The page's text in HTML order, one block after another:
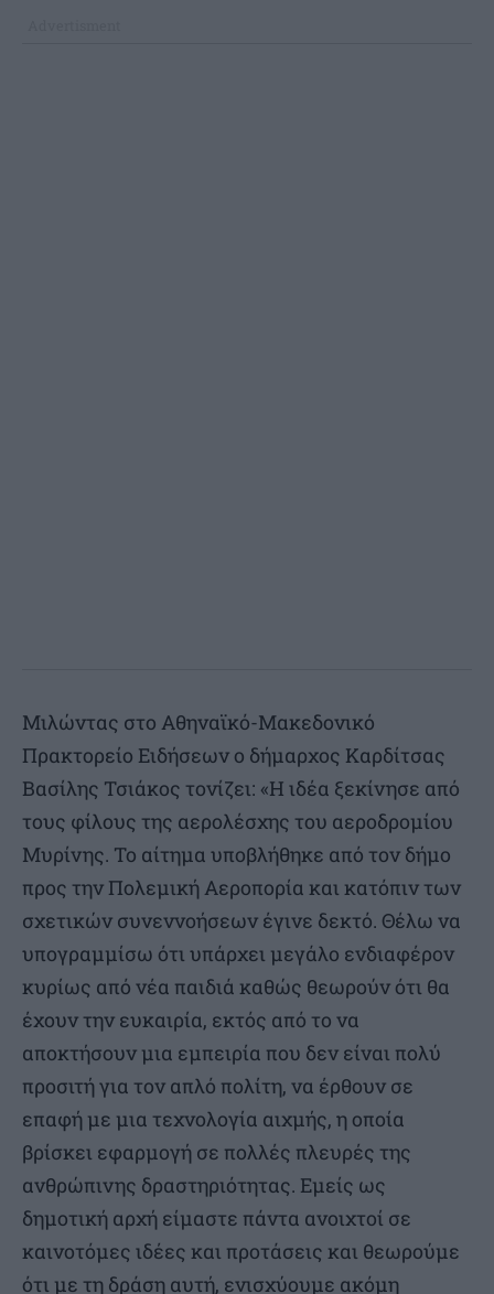
Μιλώντας στο Αθηναϊκό-Μακεδονικό
Πρακτορείο Ειδήσεων ο δήμαρχος Καρδίτσας
Βασίλης Τσιάκος τονίζει: «Η ιδέα ξεκίνησε από
τους φίλους της αερολέσχης του αεροδρομίου
Μυρίνης. Το αίτημα υποβλήθηκε από τον δήμο
προς την Πολεμική Αεροπορία και κατόπιν των
σχετικών συνεννοήσεων έγινε δεκτό. Θέλω να
υπογραμμίσω ότι υπάρχει μεγάλο ενδιαφέρον
κυρίως από νέα παιδιά καθώς θεωρούν ότι θα
έχουν την ευκαιρία, εκτός από το να
αποκτήσουν μια εμπειρία που δεν είναι πολύ
προσιτή για τον απλό πολίτη, να έρθουν σε
επαφή με μια τεχνολογία αιχμής, η οποία
βρίσκει εφαρμογή σε πολλές πλευρές της
ανθρώπινης δραστηριότητας. Εμείς ως
δημοτική αρχή είμαστε πάντα ανοιχτοί σε
καινοτόμες ιδέες και προτάσεις και θεωρούμε
ότι με τη δράση αυτή, ενισχύουμε ακόμη